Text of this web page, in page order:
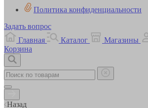
Политика конфиденциальности
Задать вопрос
Главная
Каталог Магазины
Корзина
Назад